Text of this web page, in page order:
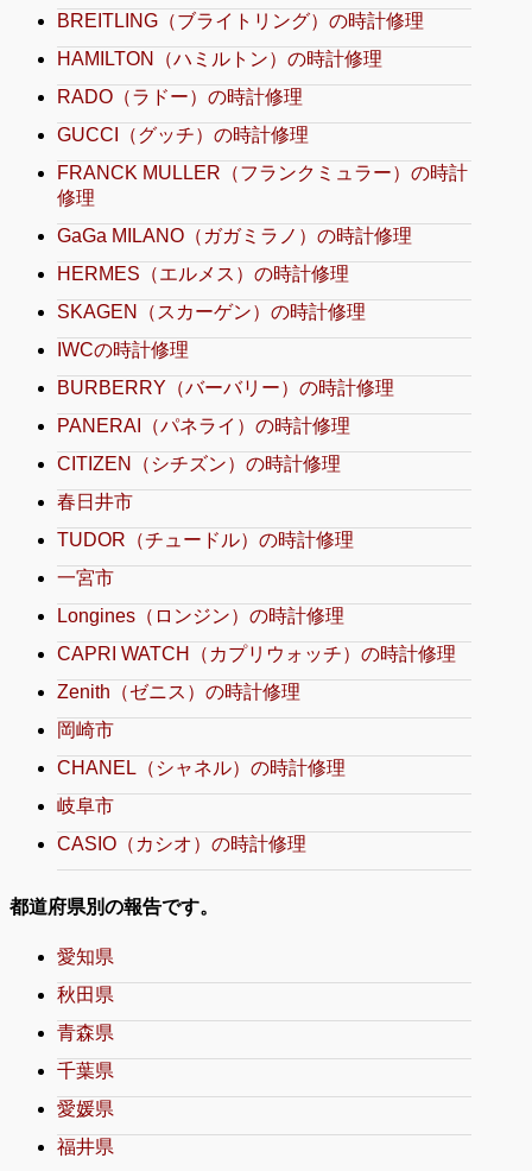
BREITLING（ブライトリング）の時計修理
HAMILTON（ハミルトン）の時計修理
RADO（ラドー）の時計修理
GUCCI（グッチ）の時計修理
FRANCK MULLER（フランクミュラー）の時計
修理
GaGa MILANO（ガガミラノ）の時計修理
HERMES（エルメス）の時計修理
SKAGEN（スカーゲン）の時計修理
IWCの時計修理
BURBERRY（バーバリー）の時計修理
PANERAI（パネライ）の時計修理
CITIZEN（シチズン）の時計修理
春日井市
TUDOR（チュードル）の時計修理
一宮市
Longines（ロンジン）の時計修理
CAPRI WATCH（カプリウォッチ）の時計修理
Zenith（ゼニス）の時計修理
岡崎市
CHANEL（シャネル）の時計修理
岐阜市
CASIO（カシオ）の時計修理
都道府県別の報告です。
愛知県
秋田県
青森県
千葉県
愛媛県
福井県